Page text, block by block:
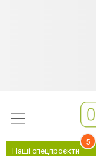
Наші спецпроєкти
5